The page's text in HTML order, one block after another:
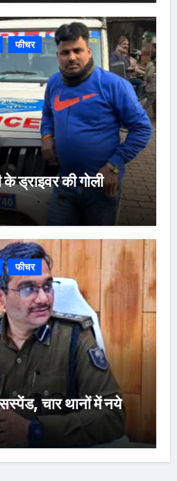
फीचर
ड्राइवर की गोली
फीचर
चार थानों में नये